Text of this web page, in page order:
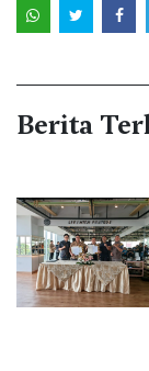
Berita